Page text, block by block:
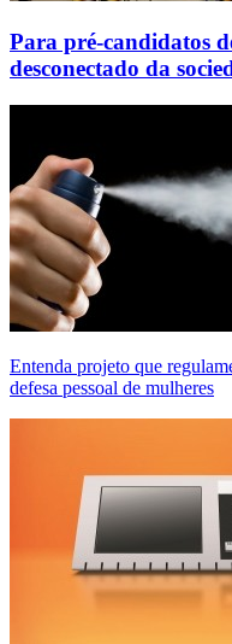
Para pré-candidatos
desconectado da
Entenda projeto que
defesa pessoal de mulheres